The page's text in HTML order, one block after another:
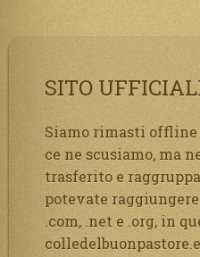
SITO
Siamo rimasti offline
ce ne scusiamo, ma
trasferito e
potevate
.com, .net e .org, in